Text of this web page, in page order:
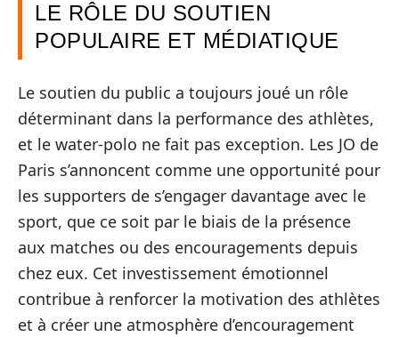
LE RÔLE DU SOUTIEN
POPULAIRE ET MÉDIATIQUE
Le soutien du public a toujours joué un rôle
déterminant dans la performance des athlètes,
et le water-polo ne fait pas exception. Les JO de
Paris s’annoncent comme une opportunité pour
les supporters de s’engager davantage avec le
sport, que ce soit par le biais de la présence
aux matches ou des encouragements depuis
chez eux. Cet investissement émotionnel
contribue à renforcer la motivation des athlètes
et à créer une atmosphère d’encouragement